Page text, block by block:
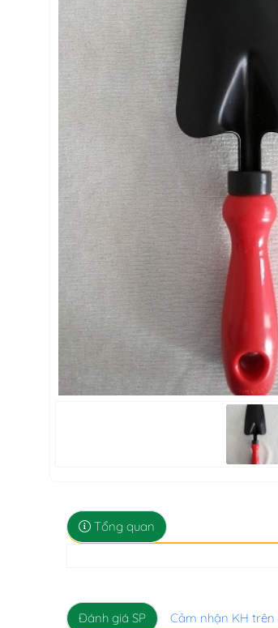
Tổng quan
Đánh giá SP Cảm nhận KH